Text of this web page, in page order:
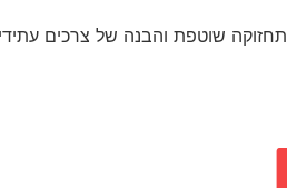
שוטפת והבנה של צרכים